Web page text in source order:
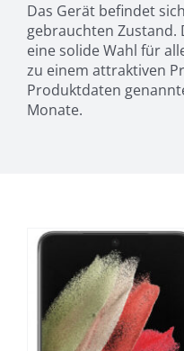
Das Gerät befindet
gebrauchten Zustand.
eine solide Wahl für
zu einem attraktiven
Produktdaten
Monate.